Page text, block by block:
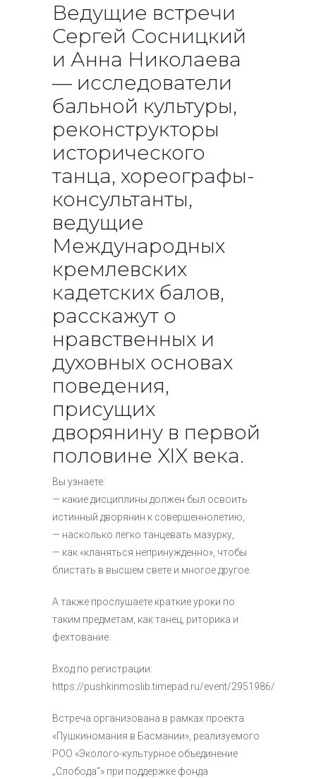
Ведущие встречи
Сергей Сосницкий
и Анна Николаева
— исследователи
бальной культуры,
реконструкторы
исторического
танца, хореографы-
консультанты,
ведущие
Международных
кремлевских
кадетских балов,
расскажут о
нравственных и
духовных основах
поведения,
присущих
дворянину в первой
половине XIX века.
Вы узнаете:
— какие дисциплины должен был освоить
истинный дворянин к совершеннолетию,
— насколько легко танцевать мазурку,
— как «кланяться непринужденно», чтобы
блистать в высшем свете и многое другое.
А также прослушаете краткие уроки по
таким предметам, как танец, риторика и
фехтование.
Вход по регистрации:
https://pushkinmoslib.timepad.ru/event/2951986/
Встреча организована в рамках проекта
«Пушкиномания в Басмании», реализуемого
РОО «Эколого-культурное объединение
„Слобода“» при поддержке фонда